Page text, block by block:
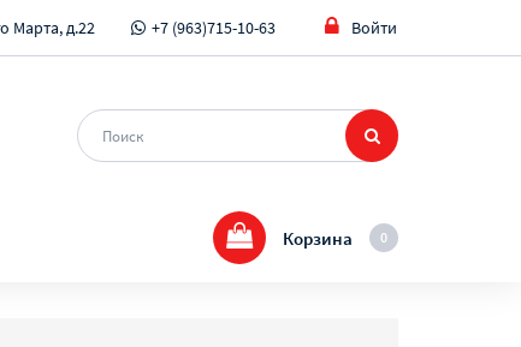
Марта, д.22 +7 (963)715-10-63 Войти
0
Корзина